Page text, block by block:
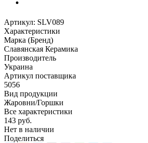
Артикул: SLV089
Характеристики
Марка (Бренд)
Славянская Керамика
Производитель
Украина
Артикул поставщика
5056
Вид продукции
Жаровни/Горшки
Все характеристики
143 руб.
Нет в наличии
Поделиться